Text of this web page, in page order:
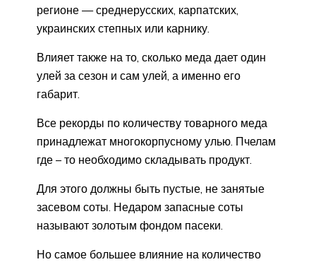
регионе — среднерусских, карпатских,
украинских степных или карнику.
Влияет также на то, сколько меда дает один
улей за сезон и сам улей, а именно его
габарит.
Все рекорды по количеству товарного меда
принадлежат многокорпусному улью. Пчелам
где – то необходимо складывать продукт.
Для этого должны быть пустые, не занятые
засевом соты. Недаром запасные соты
называют золотым фондом пасеки.
Но самое большее влияние на количество